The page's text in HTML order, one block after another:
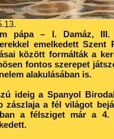
pápa – I. Damáz,
emelkedett
között formálták a
fontos szerepet
alakulásában is.
ideig a Spanyol
zászlaja a fél világot
a félsziget már a 4.